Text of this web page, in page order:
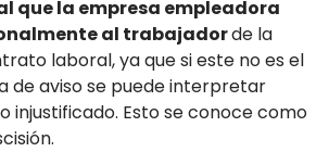
que la empresa empleadora
al trabajadorde la
laboral, ya que si este no es el
de aviso se puede interpretar
injustificado. Esto se conoce como